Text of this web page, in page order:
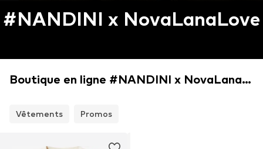
#NANDINI x NovaLanaLove
Boutique en ligne #NANDINI x NovaLanaLove
Vêtements Promos